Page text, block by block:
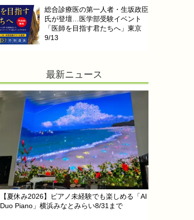
総合診療医の第一人者・生坂政臣
氏が登壇…医学部受験イベント
「医師を目指す君たちへ」東京
9/13
最新ニュース
【夏休み2026】ピアノ未経験でも楽しめる「AI
Duo Piano」横浜みなとみらい8/31まで